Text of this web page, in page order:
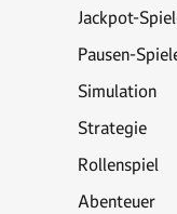
Jackpot-
Pausen-
Simulation
Strategie
Rollenspiel
Abenteuer